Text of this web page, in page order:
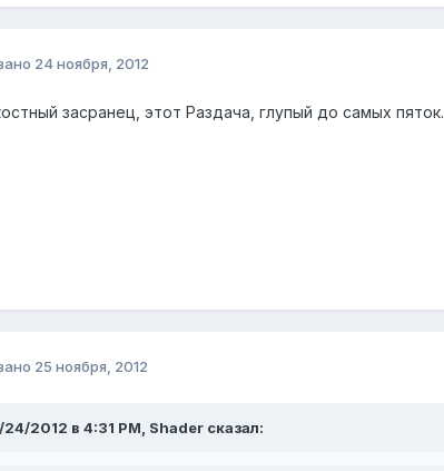
24 ноября, 2012
засранец, этот Раздача, глупый до самых пяток.
25 ноября, 2012
24/2012 в 4:31 PM, Shader сказал: